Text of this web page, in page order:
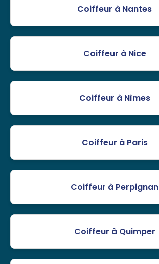
Coiffeur à Nantes
Coiffeur à Nice
Coiffeur à Nîmes
Coiffeur à Paris
Coiffeur à Perpignan
Coiffeur à Quimper